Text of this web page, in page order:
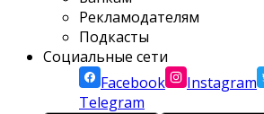
Рекламодателям
Подкасты
Социальные сети
Facebook
Instagram
Telegram